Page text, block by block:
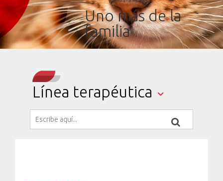
Uno más de la
familia
Línea terapéutica